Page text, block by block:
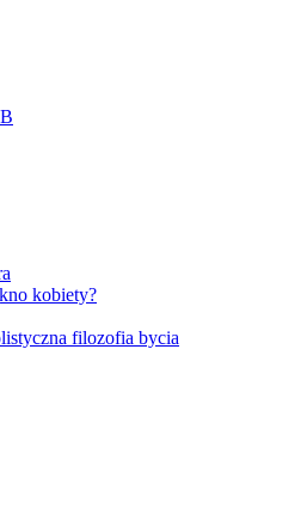
kobiety?
filozofia bycia